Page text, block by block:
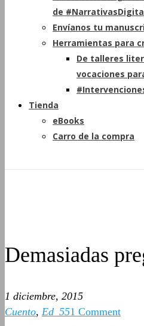
de
Envíanos tu
Herramientas para
De talleres
vocaciones
Tienda
eBooks
Carro de la compra
Demasiadas
1 diciembre, 2015
Cuento, Ed_551 Comment